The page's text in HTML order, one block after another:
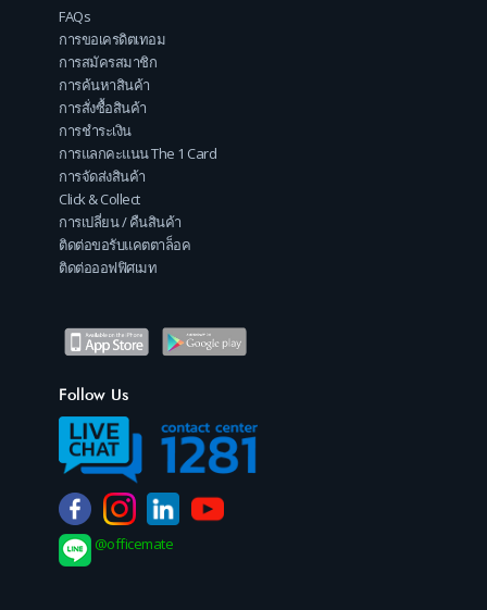
FAQs
การขอเครดิตเทอม
การสมัครสมาชิก
การค้นหาสินค้า
การสั่งซื้อสินค้า
การชำระเงิน
การแลกคะแนน The 1 Card
การจัดส่งสินค้า
Click & Collect
การเปลี่ยน / คืนสินค้า
ติดต่อขอรับแคตตาล็อค
ติดต่อออฟฟิศเมท
Follow Us
@officemate